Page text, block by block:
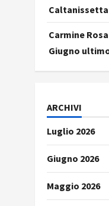
Caltanissetta
Carmine Rosa
Giugno
ARCHIVI
Luglio 2026
Giugno 2026
Maggio 2026